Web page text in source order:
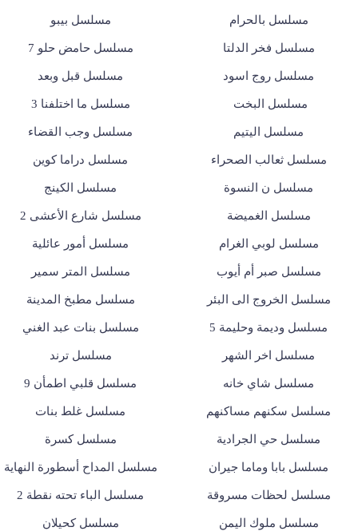
مسلسل بالحرام مسلسل بيبو
مسلسل فخر الدلتا مسلسل حامض حلو 7
مسلسل روج اسود مسلسل قبل وبعد
مسلسل البخت مسلسل ما اختلفنا 3
مسلسل اليتيم مسلسل وجب القضاء
مسلسل ثعالب الصحراء مسلسل دراما كوين
مسلسل ن النسوة مسلسل الكينج
مسلسل الغميضة مسلسل شارع الأعشى 2
مسلسل لوبي الغرام مسلسل أمور عائلية
مسلسل صبر أم أيوب مسلسل المتر سمير
مسلسل الخروج الى البئر مسلسل مطبخ المدينة
مسلسل وديمة وحليمة 5 مسلسل بنات عبد الغني
مسلسل اخر الشهر مسلسل ترند
مسلسل شاي خانه مسلسل قلبي اطمأن 9
مسلسل سكنهم مساكنهم مسلسل غلط بنات
مسلسل حي الجرادية مسلسل كسرة
مسلسل بابا وماما جيران مسلسل المداح أسطورة النهاية
مسلسل لحظات مسروقة مسلسل الباء تحته نقطة 2
مسلسل ملوك اليمن مسلسل كحيلان